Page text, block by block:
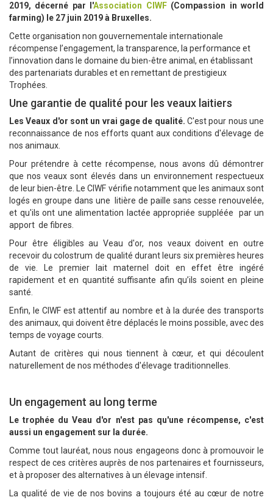
2019, décerné par l'Association CIWF(Compassion in world
farming) le 27 juin 2019 à Bruxelles.
Cette organisation non gouvernementale internationale
récompense l’engagement, la transparence, la performance et
l’innovation dans le domaine du bien-être animal, en établissant
des partenariats durables et en remettant de prestigieux
Trophées.
Une garantie de qualité pour les veaux laitiers
Les Veaux d'or sont un vrai gage de qualité. C'est pour nous une
reconnaissance de nos efforts quant aux conditions d'élevage de
nos animaux.
Pour prétendre à cette récompense, nous avons dû démontrer
que nos veaux sont élevés dans un environnement respectueux
de leur bien-être. Le CIWF vérifie notamment que les animaux sont
logés en groupe dans une litière de paille sans cesse renouvelée,
et qu'ils ont une alimentation lactée appropriée suppléée par un
apport de fibres.
Pour être éligibles au Veau d'or, nos veaux doivent en outre
recevoir du colostrum de qualité durant leurs six premières heures
de vie. Le premier lait maternel doit en effet être ingéré
rapidement et en quantité suffisante afin qu’ils soient en pleine
santé.
Enfin, le CIWF est attentif au nombre et à la durée des transports
des animaux, qui doivent être déplacés le moins possible, avec des
temps de voyage courts.
Autant de critères qui nous tiennent à cœur, et qui découlent
naturellement de nos méthodes d'élevage traditionnelles.
Un engagement au long terme
Le trophée du Veau d'or n'est pas qu'une récompense, c'est
aussi un engagement sur la durée.
Comme tout lauréat, nous nous engageons donc à promouvoir le
respect de ces critères auprès de nos partenaires et fournisseurs,
et à proposer des alternatives à un élevage intensif.
La qualité de vie de nos bovins a toujours été au cœur de notre